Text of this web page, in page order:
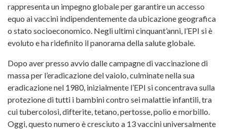
rappresenta un impegno globale per garantire un accesso
equo ai vaccini indipendentemente da ubicazione geografica
o stato socioeconomico. Negli ultimi cinquant’anni, l’EPI si è
evoluto e ha ridefinito il panorama della salute globale.
Dopo aver presso avvio dalle campagne di vaccinazione di
massa per l’eradicazione del vaiolo, culminate nella sua
eradicazione nel 1980, inizialmente l’EPI si concentrava sulla
protezione di tutti i bambini contro sei malattie infantili, tra
cui tubercolosi, difterite, tetano, pertosse, polio e morbillo.
Oggi, questo numero è cresciuto a 13 vaccini universalmente